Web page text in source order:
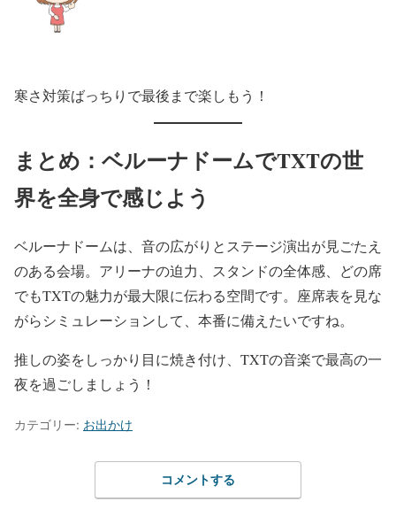
寒さ対策ばっちりで最後まで楽しもう！
まとめ：ベルーナドームでTXTの世
界を全身で感じよう
ベルーナドームは、音の広がりとステージ演出が見ごたえ
のある会場。アリーナの迫力、スタンドの全体感、どの席
でもTXTの魅力が最大限に伝わる空間です。座席表を見な
がらシミュレーションして、本番に備えたいですね。
推しの姿をしっかり目に焼き付け、TXTの音楽で最高の一
夜を過ごしましょう！
カテゴリー: お出かけ
コメントする